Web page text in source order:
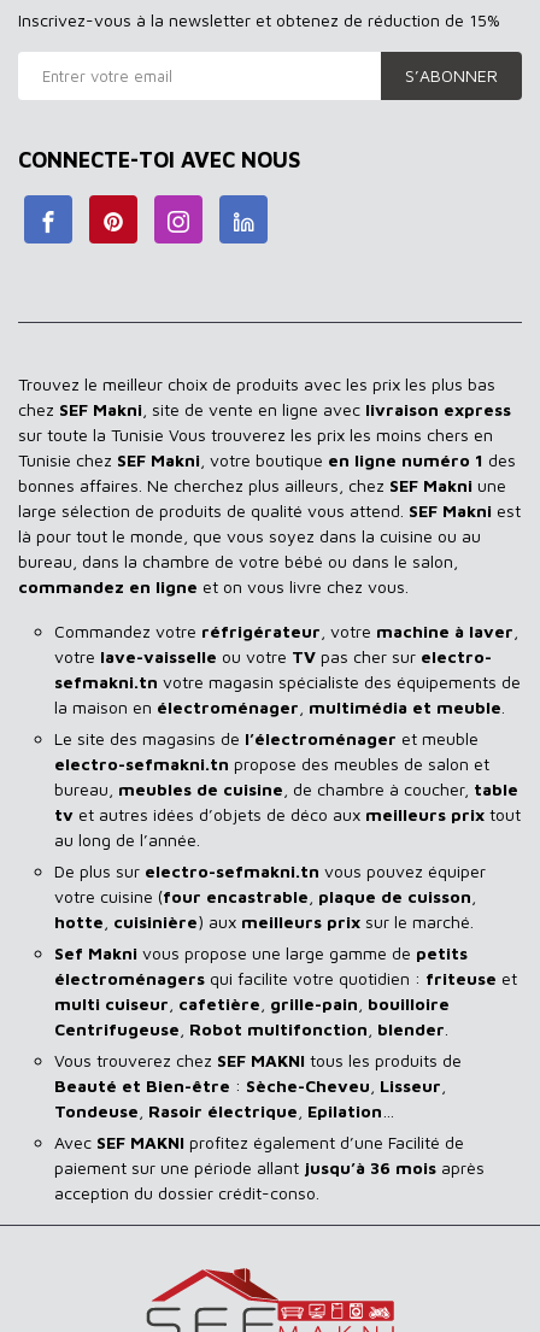
Inscrivez-vous à la newsletter et obtenez de réduction de 15%
S’ABONNER
CONNECTE-TOI AVEC NOUS
Trouvez le meilleur choix de produits avec les prix les plus bas
chez SEF Makni , site de vente en ligne avec livraison express
sur toute la Tunisie Vous trouverez les prix les moins chers en
Tunisie chez SEF Makni , votre boutique en ligne numéro 1 des
bonnes affaires. Ne cherchez plus ailleurs, chez SEF Makni une
large sélection de produits de qualité vous attend. SEF Makni est
là pour tout le monde, que vous soyez dans la cuisine ou au
bureau, dans la chambre de votre bébé ou dans le salon,
commandez en ligne et on vous livre chez vous.
Commandez votre réfrigérateur , votre machine à laver
votre lave-vaisselle ou votre TV pas cher sur electro-
sefmakni.tn votre magasin spécialiste des équipements de
la maison en électroménager multimédia et meuble
Le site des magasins de l’électroménager et meuble
electro-sefmakni.tn propose des meubles de salon et
bureau, meubles de cuisine , de chambre à coucher, table
tv et autres idées d’objets de déco aux meilleurs prix tout
au long de l’année.
De plus sur electro-sefmakni.tn vous pouvez équiper
votre cuisine (four encastrable plaque de cuisson
hotte cuisinière) aux meilleurs prix sur le marché.
Sef Makni vous propose une large gamme de petits
électroménagers qui facilite votre quotidien : friteuse et
multi cuiseur cafetière grille-pain bouilloire
Centrifugeuse Robot multifonction blender
Vous trouverez chez SEF MAKNI tous les produits de
Beauté et Bien-être : Sèche-Cheveu Lisseur
Tondeuse Rasoir électrique Epilation
Avec SEF MAKNI profitez également d’une Facilité de
paiement sur une période allant jusqu’à 36 mois après
acception du dossier crédit-conso.